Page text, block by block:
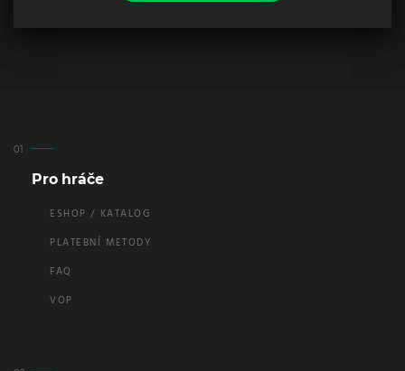
Pro hráče
ESHOP / KATALOG
PLATEBNÍ METODY
FAQ
VOP